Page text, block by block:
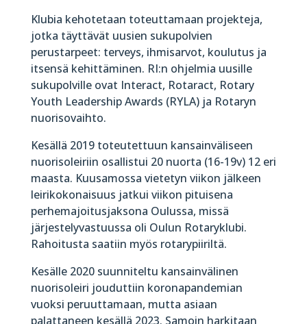
Klubia kehotetaan toteuttamaan projekteja,
jotka täyttävät uusien sukupolvien
perustarpeet: terveys, ihmisarvot, koulutus ja
itsensä kehit­täminen. RI:n ohjelmia uusille
sukupolville ovat Interact, Rotaract, Rotary
Youth Leadership Awards (RYLA) ja Rotaryn
nuorisovaihto.
Kesällä 2019 toteutettuun kansainväliseen
nuorisoleiriin osallistui 20 nuorta (16-19v) 12 eri
maasta. Kuusamossa vietetyn viikon jälkeen
leirikokonaisuus jatkui viikon pituisena
perhemajoitusjaksona Oulussa, missä
järjestelyvastuussa oli Oulun Rotaryklubi.
Rahoitusta saatiin myös rotarypiiriltä.
Kesälle 2020 suunniteltu kansainvälinen
nuorisoleiri jouduttiin koronapandemian
vuoksi peruuttamaan, mutta asiaan
palattaneen kesällä 2023. Samoin harkitaan